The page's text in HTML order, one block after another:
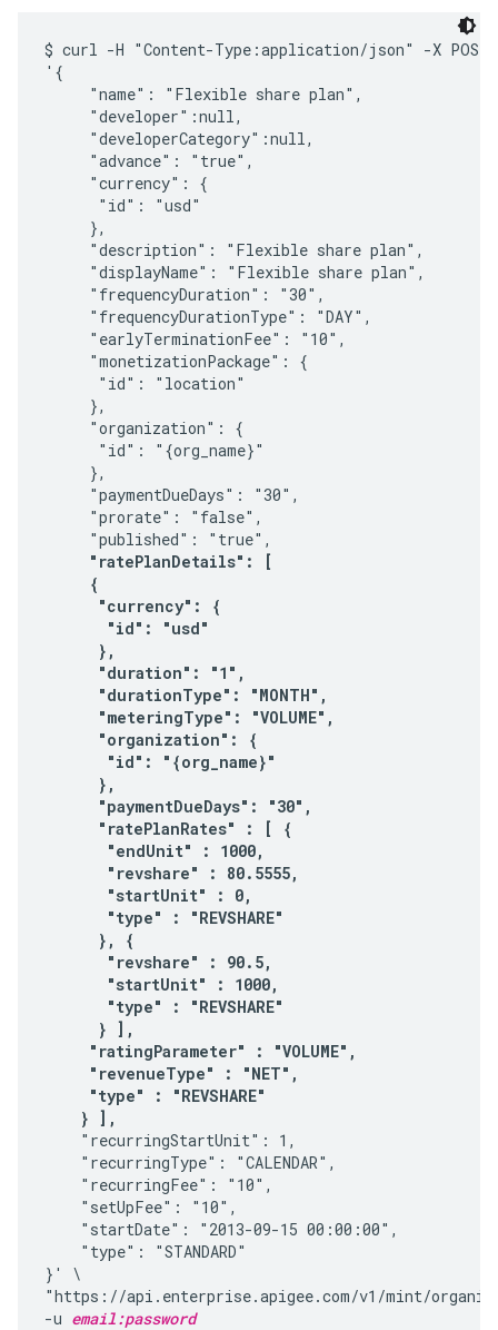
$ curl -H "Content-Type:application/json" -X
'{
     "name": "Flexible share plan",
     "developer":null,
     "developerCategory":null,
     "advance": "true",
     "currency": {
      "id": "usd"
     },
     "description": "Flexible share plan",
     "displayName": "Flexible share plan",
     "frequencyDuration": "30",
     "frequencyDurationType": "DAY",
     "earlyTerminationFee": "10",
     "monetizationPackage": {
      "id": "location"
     },
     "organization": {
      "id": "{org_name}"
     },
     "paymentDueDays": "30",
     "prorate": "false",
     "published": "true",
"ratePlanDetails": [
     {
      "currency": {
       "id": "usd"
      },
      "duration": "1",
      "durationType": "MONTH",
      "meteringType": "VOLUME",
      "organization": {
       "id": "{org_name}"
      },
      "paymentDueDays": "30",
      "ratePlanRates" : [ {
       "endUnit" : 1000,
       "revshare" : 80.5555,
       "startUnit" : 0,
       "type" : "REVSHARE"
      }, {
       "revshare" : 90.5,
       "startUnit" : 1000,
       "type" : "REVSHARE"
      } ],
     "ratingParameter" : "VOLUME",
     "revenueType" : "NET",
     "type" : "REVSHARE"
    } ],
    "recurringStartUnit": 1,
    "recurringType": "CALENDAR",
    "recurringFee": "10",
    "setUpFee": "10",
    "startDate": "2013-09-15 00:00:00",
    "type": "STANDARD"
}' \
"https://api.enterprise.apigee.com/v1/mint/
-u email:password